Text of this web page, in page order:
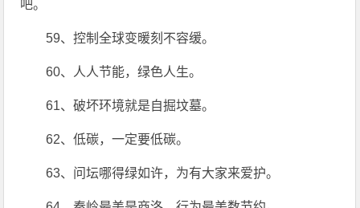
吧。
59、控制全球变暖刻不容缓。
60、人人节能，绿色人生。
61、破坏环境就是自掘坟墓。
62、低碳，一定要低碳。
63、问坛哪得绿如许，为有大家来爱护。